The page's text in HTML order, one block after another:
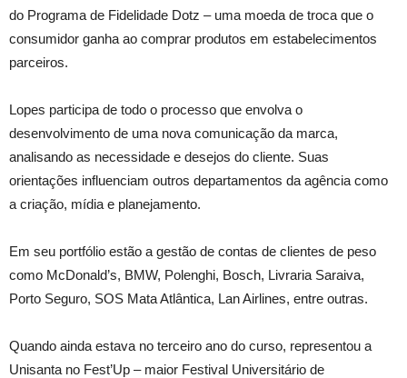
do Programa de Fidelidade Dotz – uma moeda de troca que o
consumidor ganha ao comprar produtos em estabelecimentos
parceiros.
Lopes participa de todo o processo que envolva o
desenvolvimento de uma nova comunicação da marca,
analisando as necessidade e desejos do cliente. Suas
orientações influenciam outros departamentos da agência como
a criação, mídia e planejamento.
Em seu portfólio estão a gestão de contas de clientes de peso
como McDonald’s, BMW, Polenghi, Bosch, Livraria Saraiva,
Porto Seguro, SOS Mata Atlântica, Lan Airlines, entre outras.
Quando ainda estava no terceiro ano do curso, representou a
Unisanta no Fest’Up – maior Festival Universitário de